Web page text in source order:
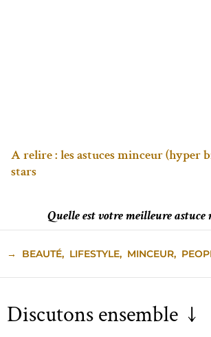
A relire : les astuces minceur (hyper
stars
Quelle est votre meilleure astuce
→ BEAUTÉ, LIFESTYLE, MINCEUR,
Discutons ensemble ↓